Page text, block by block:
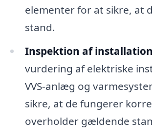
elementer for at sikre, at
stand.
Inspektion af
vurdering af elektriske
VVS-anlæg og
sikre, at de fungerer
overholder gældende